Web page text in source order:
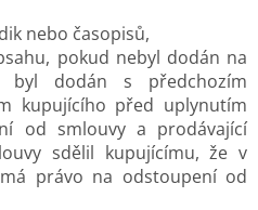
nebo časopisů,
pokud nebyl dodán na
byl dodán s předchozím
kupujícího před uplynutím
od smlouvy a prodávající
sdělil kupujícímu, že v
právo na odstoupení od